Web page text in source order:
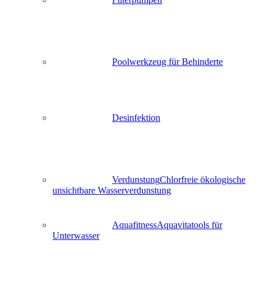
Poolwerkzeug für Behinderte
Desinfektion
VerdunstungChlorfreie ökologische
unsichtbare Wasserverdunstung
AquafitnessAquavitatools für
Unterwasser